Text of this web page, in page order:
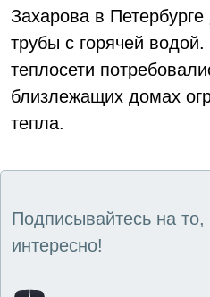
Захарова в Петербурге
трубы с горячей
теплосети
близлежащих домах
тепла.
Подписывайтесь на
интересно!